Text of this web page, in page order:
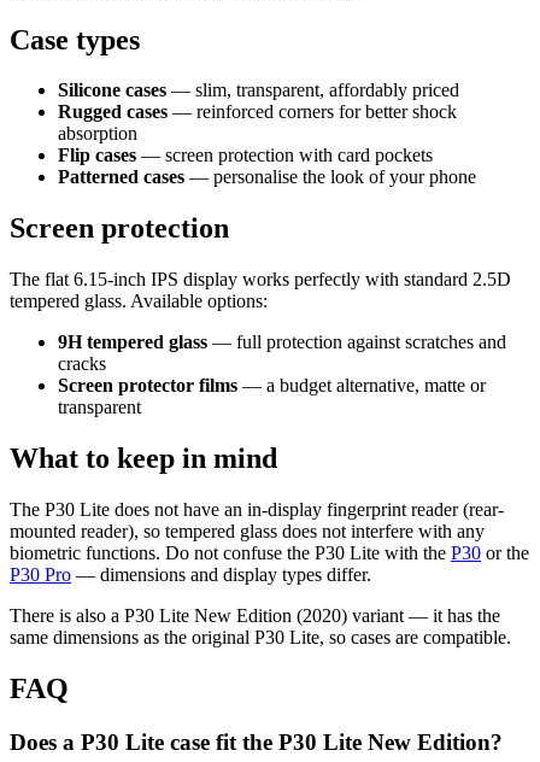
Case types
Silicone cases — slim, transparent, affordably priced
Rugged cases — reinforced corners for better shock
absorption
Flip cases — screen protection with card pockets
Patterned cases — personalise the look of your phone
Screen protection
The flat 6.15-inch IPS display works perfectly with standard 2.5D
tempered glass. Available options:
9H tempered glass — full protection against scratches and
cracks
Screen protector films — a budget alternative, matte or
transparent
What to keep in mind
The P30 Lite does not have an in-display fingerprint reader (rear-
mounted reader), so tempered glass does not interfere with any
biometric functions. Do not confuse the P30 Lite with the P30 or the
P30 Pro — dimensions and display types differ.
There is also a P30 Lite New Edition (2020) variant — it has the
same dimensions as the original P30 Lite, so cases are compatible.
FAQ
Does a P30 Lite case fit the P30 Lite New Edition?